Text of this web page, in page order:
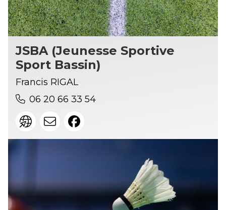
JSBA (Jeunesse Sportive
Sport Bassin)
Francis RIGAL
06 20 66 33 54